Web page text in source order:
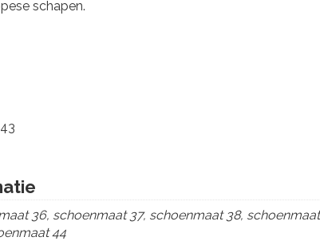
schapen.
36, schoenmaat 37, schoenmaat 38,
44